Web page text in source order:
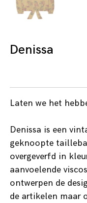
Denissa
Laten we het
Denissa is een
geknoopte
overgeverfd in
aanvoelende
ontwerpen de
de artikelen maar